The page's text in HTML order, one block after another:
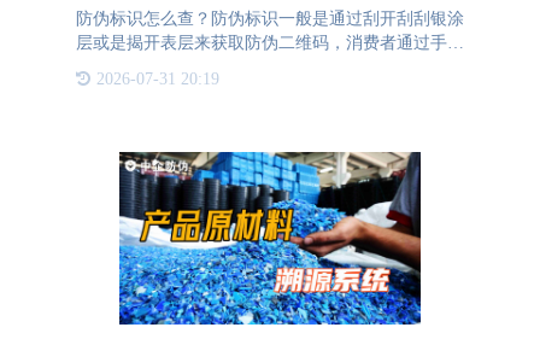
防伪标识怎么查？防伪标识一般是通过刮开刮刮银涂
层或是揭开表层来获取防伪二维码，消费者通过手机
扫描防伪二维码来验证产品的真伪。不过这也是较为
现代的验证方法了，在以前智能手机还不够普及，网
2026-07-31 20:19